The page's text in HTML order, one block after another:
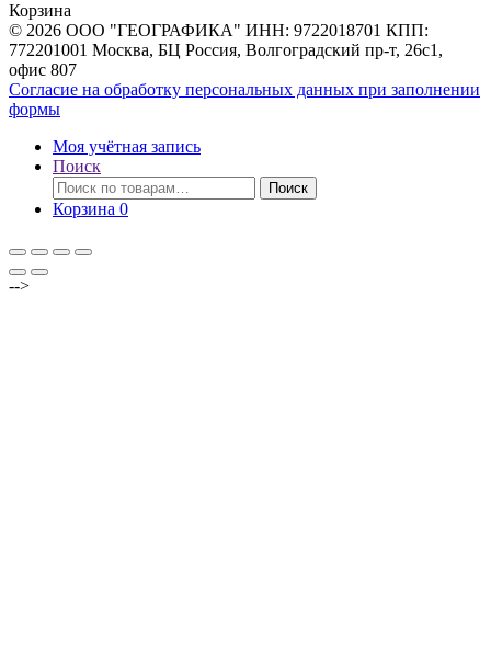
Корзина
© 2026 ООО "ГЕОГРАФИКА" ИНН: 9722018701 КПП:
772201001 Москва, БЦ Россия, Волгоградский пр-т, 26с1,
офис 807
Согласие на обработку персональных данных при заполнении
формы
Моя учётная запись
Поиск
Искать:
Поиск
Корзина 0
-->